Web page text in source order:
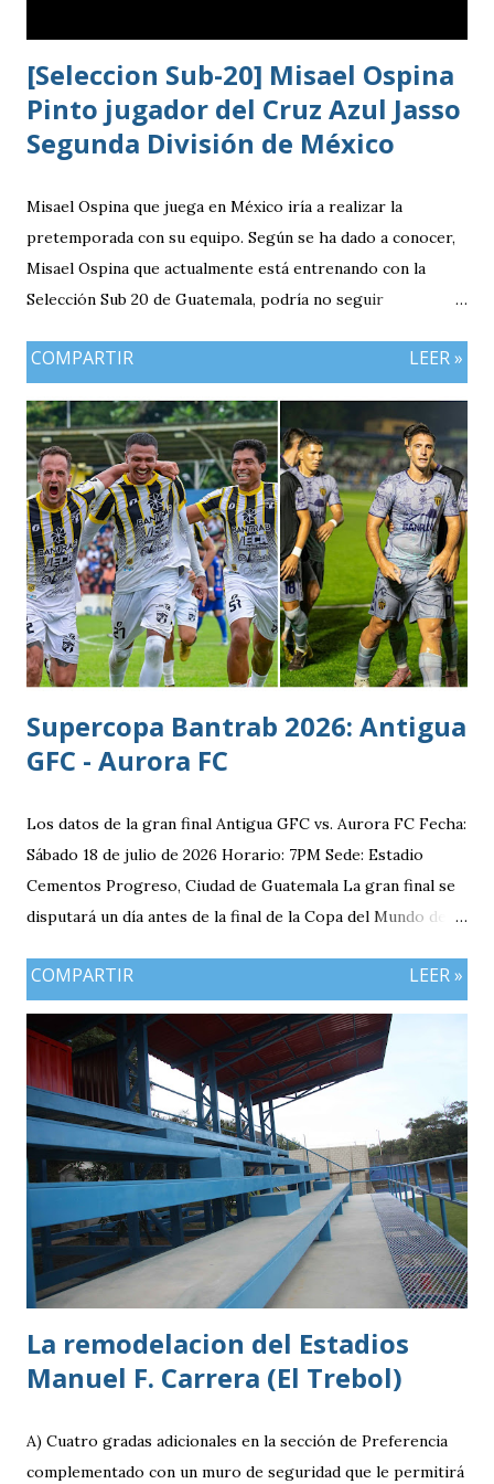
[Seleccion Sub-20] Misael Ospina
Pinto jugador del Cruz Azul Jasso
Segunda División de México
Misael Ospina que juega en México iría a realizar la
pretemporada con su equipo. Según se ha dado a conocer,
Misael Ospina que actualmente está entrenando con la
Selección Sub 20 de Guatemala, podría no seguir
Cruz Azul de México iniciará a realizar su pretemporada.
vivía en Estados Unidos antes de ir a ser una prueba a la
filial del Cruz Azul de México, club al que se vinculó tras
destacar en una gira en Europa. Misael Ospina Pinto Lugar
y fecha de nacimiento: Barberena, Santa Rosa, 29 de julio
1996 Posición: Volante por derecha Peso: 143 libras
Estatura: 1.75 metros Equipo: Cruz Azul de Segunda
División de México Estudios: Quinto bachillerato en México
via. luchosolares.blogspot.com
COMPARTIR LEER »
Supercopa Bantrab 2026: Antigua
GFC - Aurora FC
Los datos de la gran final Antigua GFC vs. Aurora FC Fecha:
Sábado 18 de julio de 2026 Horario: 7PM Sede: Estadio
Cementos Progreso, Ciudad de Guatemala La gran final se
disputará un día antes de la final de la Copa del Mundo de la
especialmente futbolera para los aficionados
guatemaltecos. Antigua GFC llega al partido como el
equipo más regular del torneo tras g
COMPARTIR LEER »
La remodelacion del Estadios
Manuel F. Carrera (El Trebol)
A) Cuatro gradas adicionales en la sección de Preferencia
complementado con un muro de seguridad que le permitirá